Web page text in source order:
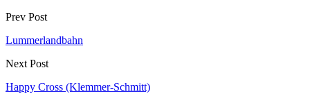
Prev Post
Lummerlandbahn
Next Post
Happy Cross (Klemmer-Schmitt)